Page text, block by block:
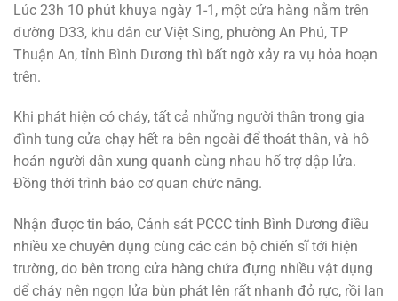
Lúc 23h 10 phút khuya ngày 1-1, một cửa hàng nằm trên
đường D33, khu dân cư Việt Sing, phường An Phú, TP
Thuận An, tỉnh Bình Dương thì bất ngờ xảy ra vụ hỏa hoạn
trên.
Khi phát hiện có cháy, tất cả những người thân trong gia
đình tung cửa chạy hết ra bên ngoài để thoát thân, và hô
hoán người dân xung quanh cùng nhau hổ trợ dập lửa.
Đồng thời trình báo cơ quan chức năng.
Nhận được tin báo, Cảnh sát PCCC tỉnh Bình Dương điều
nhiều xe chuyên dụng cùng các cán bộ chiến sĩ tới hiện
trường, do bên trong cửa hàng chứa đựng nhiều vật dụng
dể cháy nên ngọn lửa bùn phát lên rất nhanh đỏ rực, rồi lan